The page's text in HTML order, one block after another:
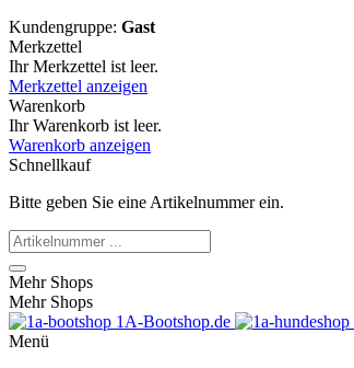
Kundengruppe: Gast
Merkzettel
Ihr Merkzettel ist leer.
Merkzettel anzeigen
Warenkorb
Ihr Warenkorb ist leer.
Warenkorb anzeigen
Schnellkauf
Bitte geben Sie eine Artikelnummer ein.
Mehr Shops
Mehr Shops
1A-Bootshop.de
Menü